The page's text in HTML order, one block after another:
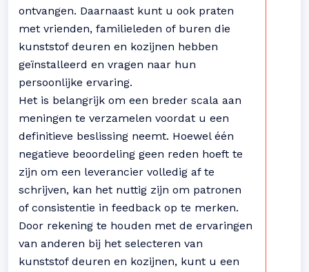
ontvangen. Daarnaast kunt u ook praten
met vrienden, familieleden of buren die
kunststof deuren en kozijnen hebben
geïnstalleerd en vragen naar hun
persoonlijke ervaring.
Het is belangrijk om een breder scala aan
meningen te verzamelen voordat u een
definitieve beslissing neemt. Hoewel één
negatieve beoordeling geen reden hoeft te
zijn om een leverancier volledig af te
schrijven, kan het nuttig zijn om patronen
of consistentie in feedback op te merken.
Door rekening te houden met de ervaringen
van anderen bij het selecteren van
kunststof deuren en kozijnen, kunt u een